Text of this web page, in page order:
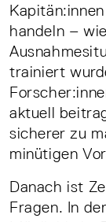
handeln –
trainiert
aktuell
sicherer zu
minütigen
Danach ist
Fragen. In